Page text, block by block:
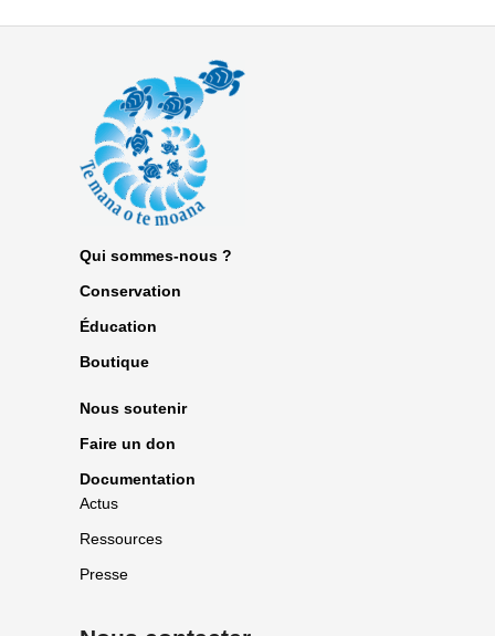
Qui sommes-nous ?
Conservation
Éducation
Boutique
Nous soutenir
Faire un don
Documentation
Actus
Ressources
Presse